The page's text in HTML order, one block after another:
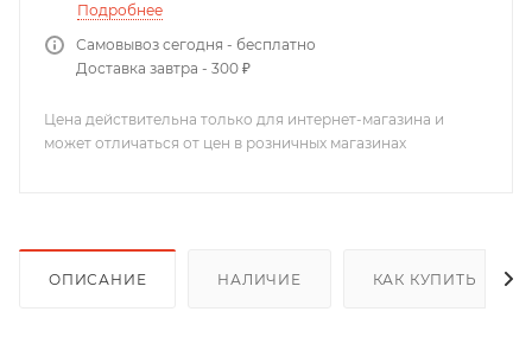
Подробнее
Самовывоз сегодня - бесплатно
Доставка завтра - 300 ₽
Цена действительна только для интернет-магазина и
может отличаться от цен в розничных магазинах
ОПИСАНИЕ НАЛИЧИЕ КАК КУПИТЬ